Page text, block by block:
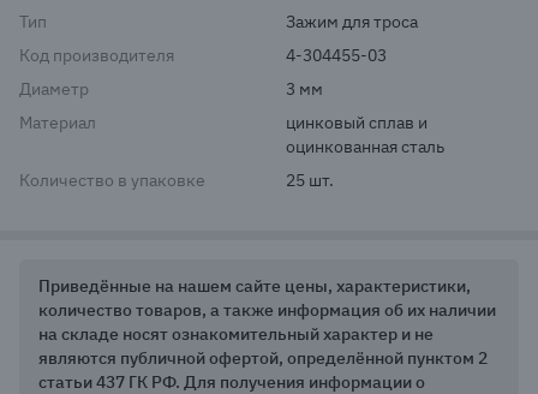
Тип
Зажим для троса
Код производителя
4-304455-03
Диаметр
3 мм
Материал
цинковый сплав и
оцинкованная сталь
Количество в упаковке
25 шт.
Приведённые на нашем сайте цены, характеристики,
количество товаров, а также информация об их наличии
на складе носят ознакомительный характер и не
являются публичной офертой, определённой пунктом 2
статьи 437 ГК РФ. Для получения информации о